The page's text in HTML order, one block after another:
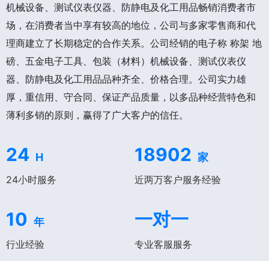
机械设备、测试仪表仪器、防静电及化工用品畅销消费者市
场，在消费者当中享有较高的地位，公司与多家零售商和代
理商建立了长期稳定的合作关系。公司经销的电子称 称架 地
磅、五金电子工具、包装（材料）机械设备、测试仪表仪
器、防静电及化工用品品种齐全、价格合理。公司实力雄
厚，重信用、守合同、保证产品质量，以多品种经营特色和
薄利多销的原则，赢得了广大客户的信任。
24 H
24小时服务
18902 家
近两万客户服务经验
10 年
行业经验
一对一
专业客服服务